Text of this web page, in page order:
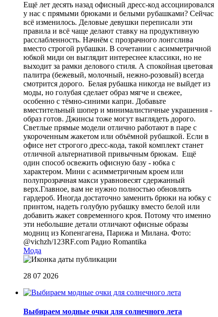
Ещё лет десять назад офисный дресс-код ассоциировался
у нас с прямыми брюками и белыми рубашками? Сейчас
всё изменилось. Деловые девушки переписали эти
правила и всё чаще делают ставку на продуктивную
расслабленность. Начнём с прозрачного лонгслива
вместо строгой рубашки. В сочетании с асимметричной
юбкой миди он выглядит интереснее классики, но не
выходит за рамки делового стиля. А спокойная цветовая
палитра (бежевый, молочный, нежно-розовый) всегда
смотрится дорого. Белая рубашка никогда не выйдет из
моды, но голубая сделает образ мягче и свежее,
особенно с тёмно-синими капри. Добавьте
вместительный шопер и минималистичные украшения -
образ готов. Джинсы тоже могут выглядеть дорого.
Светлые прямые модели отлично работают в паре с
укороченным жакетом или объёмной рубашкой. Если в
офисе нет строгого дресс-кода, такой комплект станет
отличной альтернативой привычным брюкам. Ещё
один способ освежить офисную базу - юбка с
характером. Мини с асимметричным кроем или
полупрозрачная макси уравновесят сдержанный
верх.Главное, вам не нужно полностью обновлять
гардероб. Иногда достаточно заменить брюки на юбку с
принтом, надеть голубую рубашку вместо белой или
добавить жакет современного кроя. Потому что именно
эти небольшие детали отличают офисные образы
модниц из Копенгагена, Парижа и Милана. Фото:
@vichzh/123RF.com Радио Romantika
Мода
28 07 2026
Выбираем модные очки для солнечного лета